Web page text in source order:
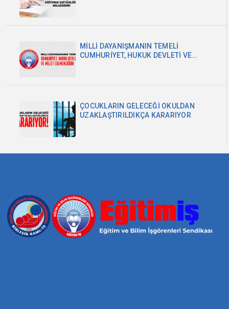
MİLLİ DAYANIŞMANIN TEMELİ
CUMHURİYET, HUKUK DEVLETİ VE
ÇOCUKLARIN GELECEĞİ OKULDAN
UZAKLAŞTIRILDIKÇA KARARIYOR